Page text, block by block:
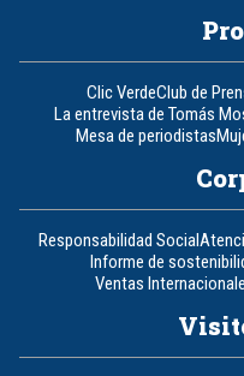
Clic VerdeClub de
La entrevista de Tomás
Mesa de periodistas
Responsabilidad Social
Informe de
Ventas